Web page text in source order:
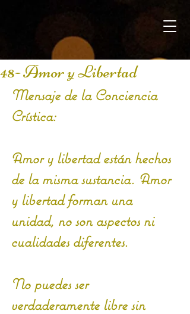
48- Amor y Libertad
Mensaje de la Conciencia
Crística:
Amor y libertad están hechos
de la misma sustancia. Amor
y libertad forman una
unidad, no son aspectos ni
cualidades diferentes.
No puedes ser
verdaderamente libre sin